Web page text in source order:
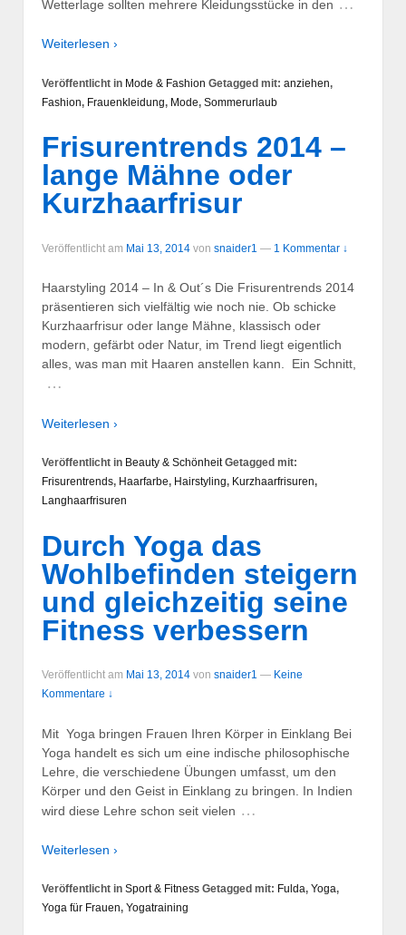
Wetterlage sollten mehrere Kleidungsstücke in den
Weiterlesen ›
Veröffentlicht in Mode & Fashion Getagged mit: anziehen,
Fashion, Frauenkleidung, Mode, Sommerurlaub
Frisurentrends 2014 –
lange Mähne oder
Kurzhaarfrisur
Veröffentlicht am Mai 13, 2014 von snaider1 — 1 Kommentar ↓
Haarstyling 2014 – In & Out´s Die Frisurentrends 2014
präsentieren sich vielfältig wie noch nie. Ob schicke
Kurzhaarfrisur oder lange Mähne, klassisch oder
modern, gefärbt oder Natur, im Trend liegt eigentlich
alles, was man mit Haaren anstellen kann. Ein Schnitt,
…
Weiterlesen ›
Veröffentlicht in Beauty & SchönheitGetagged mit:
Frisurentrends, Haarfarbe, Hairstyling, Kurzhaarfrisuren,
Langhaarfrisuren
Durch Yoga das
Wohlbefinden steigern
und gleichzeitig seine
Fitness verbessern
Veröffentlicht am Mai 13, 2014 von snaider1 — Keine
Kommentare ↓
Mit Yoga bringen Frauen Ihren Körper in Einklang Bei
Yoga handelt es sich um eine indische philosophische
Lehre, die verschiedene Übungen umfasst, um den
Körper und den Geist in Einklang zu bringen. In Indien
wird diese Lehre schon seit vielen …
Weiterlesen ›
Veröffentlicht in Sport & Fitness Getagged mit: Fulda, Yoga,
Yoga für Frauen, Yogatraining